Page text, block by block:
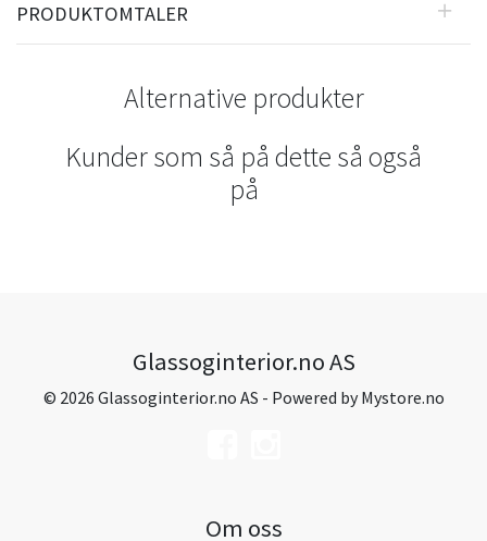
PRODUKTOMTALER
Alternative produkter
Kunder som så på dette så også
på
Glassoginterior.no AS
© 2026 Glassoginterior.no AS - Powered byMystore.no
Om oss